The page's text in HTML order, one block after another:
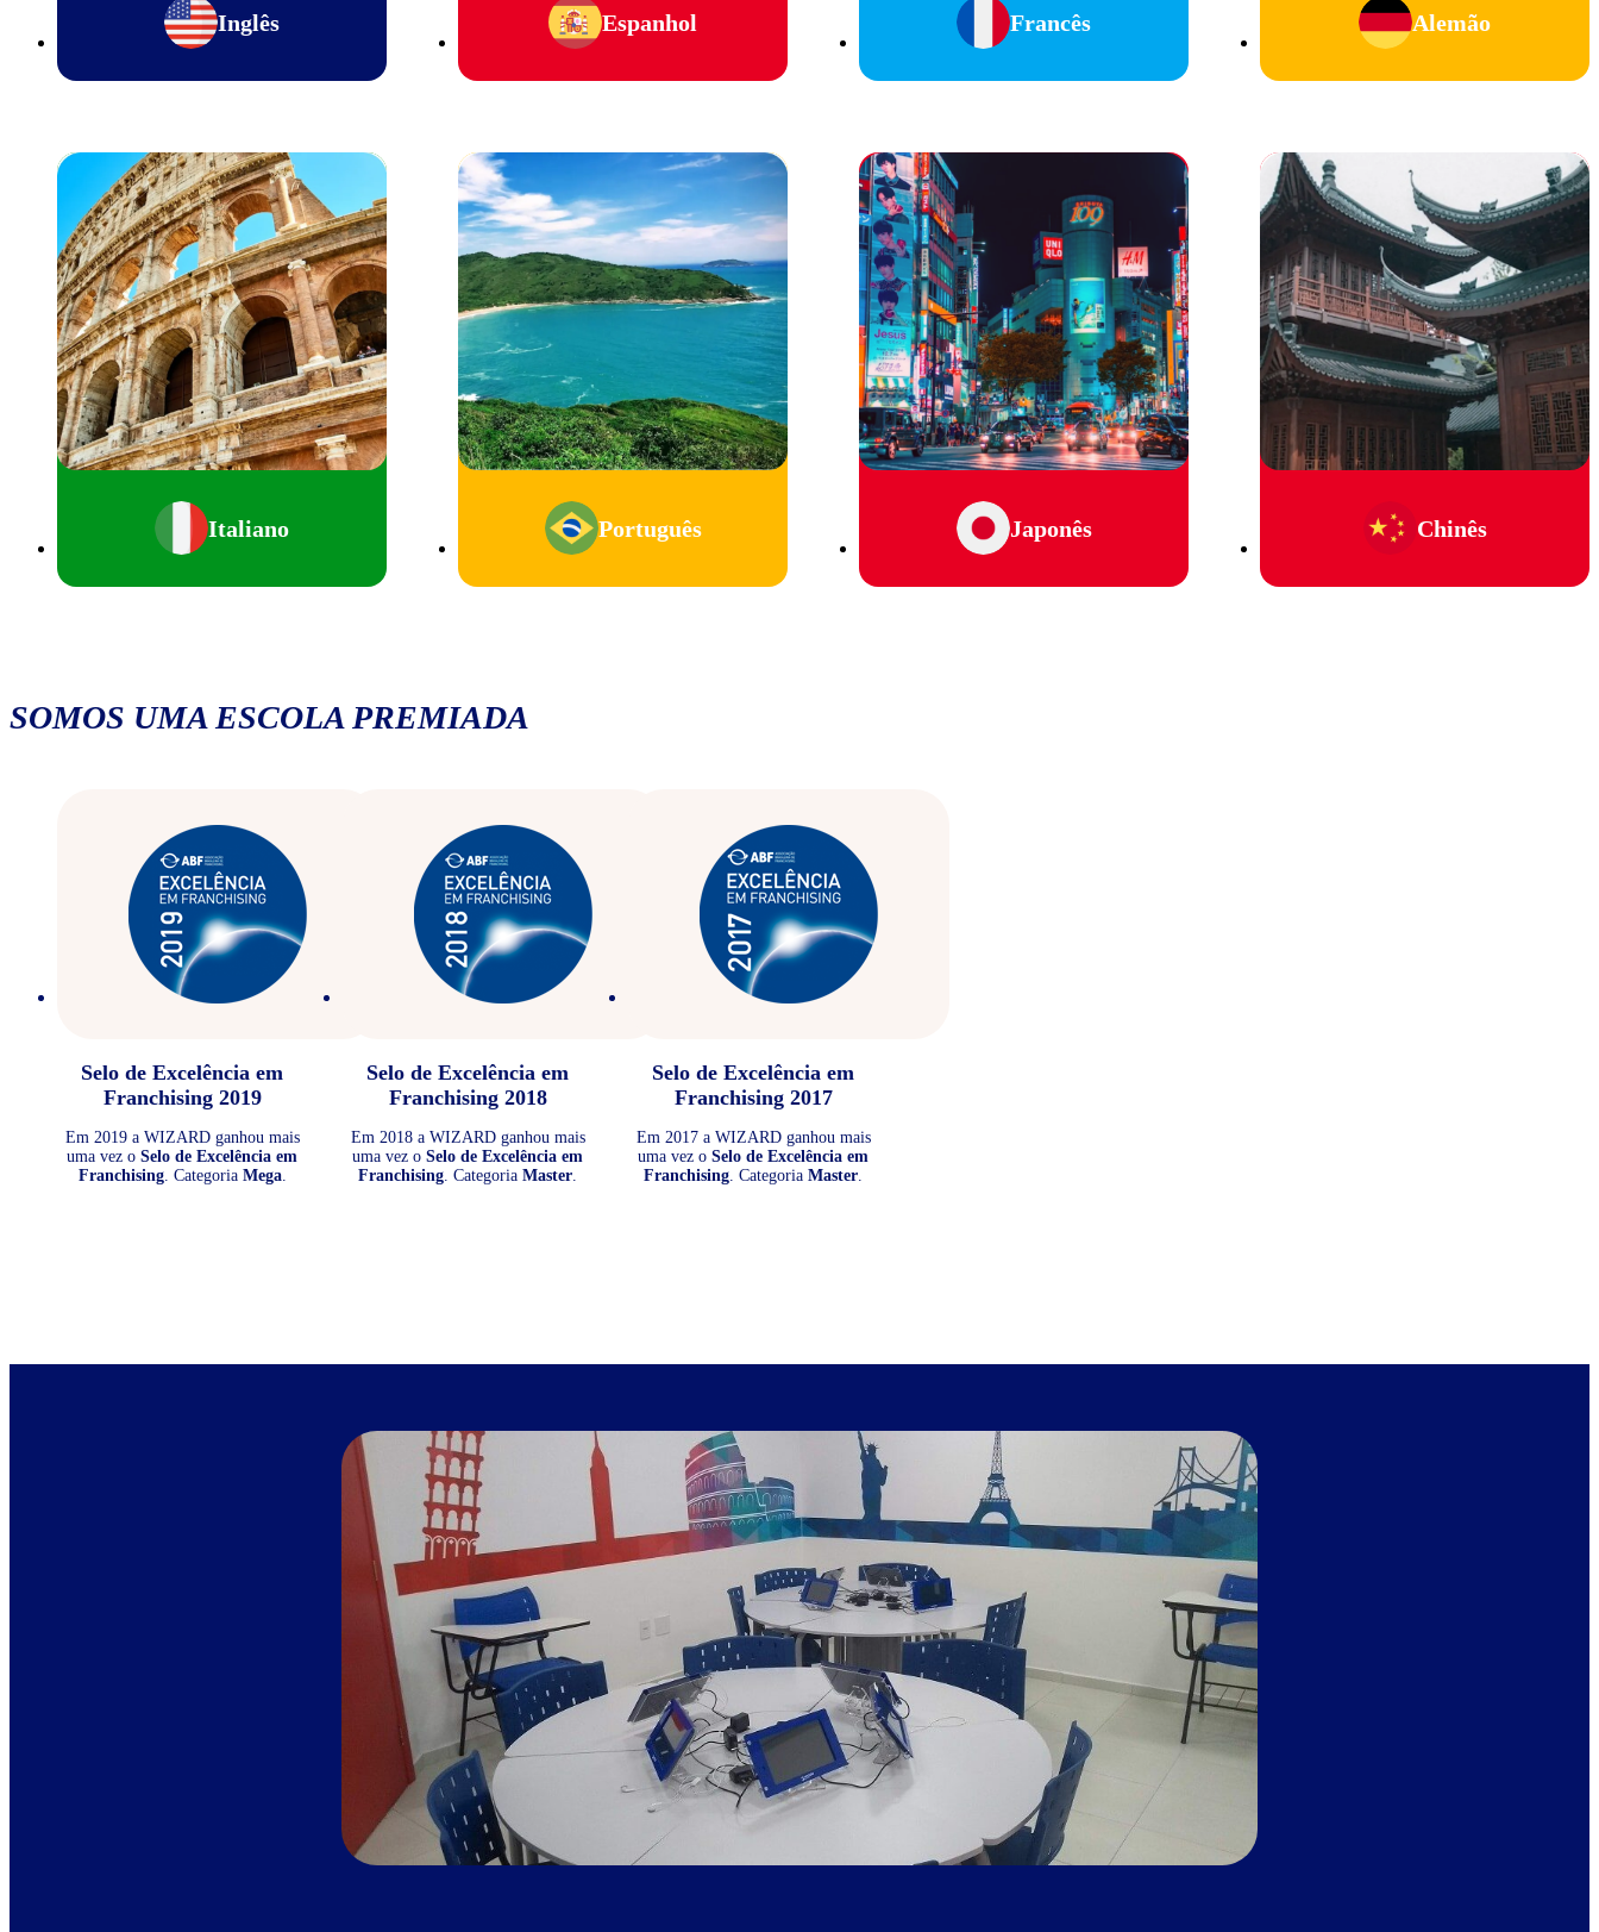
Inglês Espanhol Francês Alemão
Italiano Português Japonês Chinês
SOMOS UMA ESCOLA PREMIADA
Selo de Excelência em
Franchising 2019
Em 2019 a WIZARD ganhou mais
uma vez o Selo de Excelência em
Franchising. Categoria Mega.
Selo de Excelência em
Franchising 2018
Em 2018 a WIZARD ganhou mais
uma vez o Selo de Excelência em
Franchising . Categoria Master
Selo de Excelência em
Franchising 2017
Em 2017 a WIZARD ganhou mais
uma vez o Selo de Excelência em
Franchising . Categoria Master